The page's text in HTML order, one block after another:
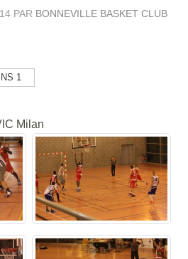
PAR BONNEVILLE BASKET CLUB
1
Milan